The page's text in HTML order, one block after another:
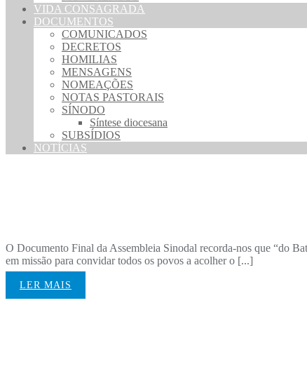
VIDA CONSAGRADA
DOCUMENTOS
COMUNICADOS
DECRETOS
HOMILIAS
MENSAGENS
NOMEAÇÕES
NOTAS PASTORAIS
SÍNODO
Síntese diocesana
SUBSÍDIOS
NOTÍCIAS
O Documento Final da Assembleia Sinodal recorda-nos que “do
em missão para convidar todos os povos a acolher o [...]
LER MAIS